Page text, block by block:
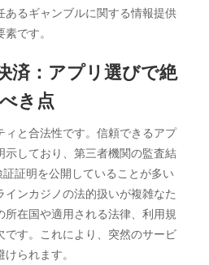
あるギャンブルに関する情報提供
です。
済：アプリ選びで絶
き点
ィと合法性です。信頼できるアプ
示しており、第三者機関の監査結
証明を公開していることが多い
インカジノの法的扱いが複雑なた
所在国や適用される法律、利用規
です。これにより、突然のサービ
られます。